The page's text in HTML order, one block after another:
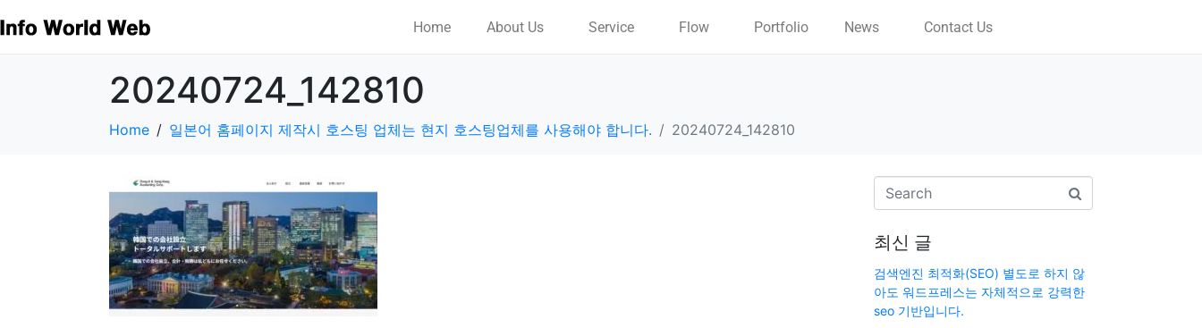
Home About Us Service Flow Portfolio News Contact Us
20240724_142810
Home 일본어 홈페이지 제작시 호스팅 업체는 현지 호스팅업체를 사용해야 합니다. 20240724_142810
최신 글
검색엔진 최적화(SEO) 별도로 하지 않
아도 워드프레스는 자체적으로 강력한
seo 기반입니다.